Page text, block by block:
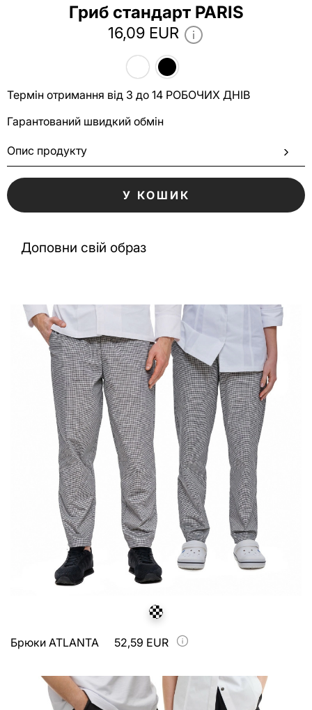
Гриб стандарт PARIS
16,09 EUR
Термін отримання від 3 до 14 РОБОЧИХ ДНІВ
Гарантований швидкий обмін
Опис продукту
У КОШИК
Доповни свій образ
Брюки ATLANTA 52,59 EUR